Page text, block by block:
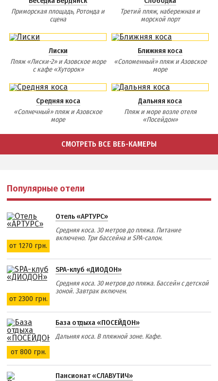
Приморская площадь, Ротонда и
сцена
Третий пляж, набережная и
морской порт
Лиски
Пляж «Лиски-2» и Азовское море
с кафе «Хуторок»
Ближняя коса
«Соломенный» пляж и Азовское
море
Средняя коса
«Солнечный» пляж и Азовское
море
Дальняя коса
Пляж и море возле отеля
«Посейдон»
СМОТРЕТЬ ВСЕ ВЕБ-КАМЕРЫ
Популярные отели
от 1270 грн.
Отель «АРТУРС»
Средняя коса. 30 метров до пляжа. Питание
включено. Три бассейна и SPA-салон.
от 2300 грн.
SPA-клуб «ДИОДОН»
Средняя коса. 30 метров до пляжа. Бассейн с детской
зоной. Завтрак включен.
от 800 грн.
База отдыха «ПОСЕЙДОН»
Дальняя коса. В пляжной зоне. Кафе.
Пансионат «СЛАВУТИЧ»